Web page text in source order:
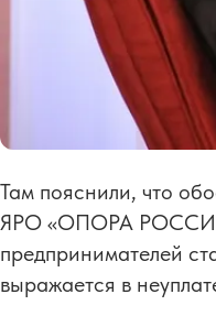
Там пояснили, что
ЯРО «ОПОРА
предпринимателей
выражается в